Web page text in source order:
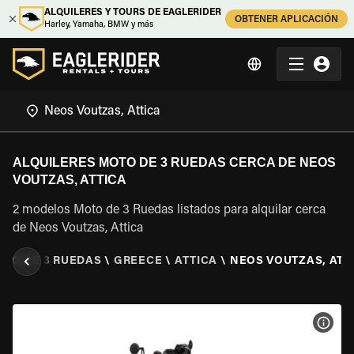
ALQUILERES Y TOURS DE EAGLERIDER
Harley, Yamaha, BMW y más
OBTENER APLICACIÓN
ALQUILERES MOTO DE 3 RUEDAS CERCA DE NEOS
VOUTZAS, ATTICA
2 modelos Moto de 3 Ruedas listados para alquilar cerca
de Neos Voutzas, Attica
DE 3 RUEDAS \ GREECE \ ATTICA \ NEOS VOUTZAS,
VER